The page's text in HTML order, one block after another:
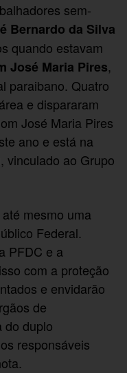
sem-
Bernardo da Silva
quando estavam
José Maria Pires,
paraibano. Quatro
e dispararam
José Maria Pires
ano e está na
vinculado ao Grupo
mesmo uma
Federal.
PFDC e a
com a proteção
e envidarão
de
do duplo
responsáveis